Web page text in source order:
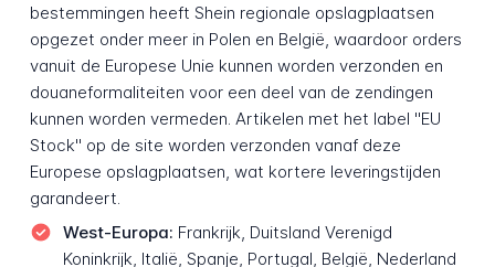
bestemmingen heeft Shein regionale opslagplaatsen
opgezet onder meer in Polen en België, waardoor orders
vanuit de Europese Unie kunnen worden verzonden en
douaneformaliteiten voor een deel van de zendingen
kunnen worden vermeden. Artikelen met het label "EU
Stock" op de site worden verzonden vanaf deze
Europese opslagplaatsen, wat kortere leveringstijden
garandeert.
West-Europa: Frankrijk, Duitsland Verenigd
Koninkrijk, Italië, Spanje, Portugal, België, Nederland